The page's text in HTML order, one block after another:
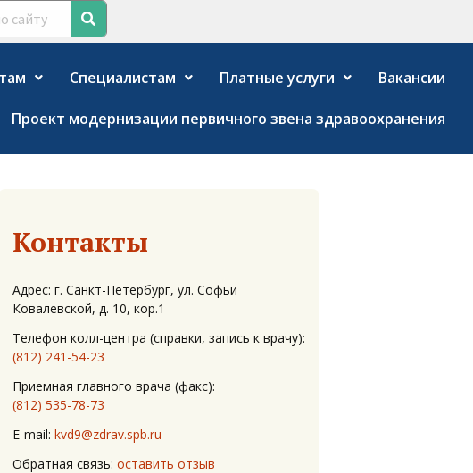
Специалистам Платные услуги Вакансии
Проект модернизации первичного звена здравоохранения
Контакты
Адрес: г. Санкт-Петербург, ул. Софьи
Ковалевской, д. 10, кор.1
Телефон колл-центра (справки, запись к врачу):
(812) 241-54-23
Приемная главного врача (факс):
(812) 535-78-73
E-mail: kvd9@zdrav.spb.ru
Обратная связь: оставить отзыв